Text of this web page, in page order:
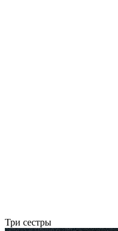
Три сестры